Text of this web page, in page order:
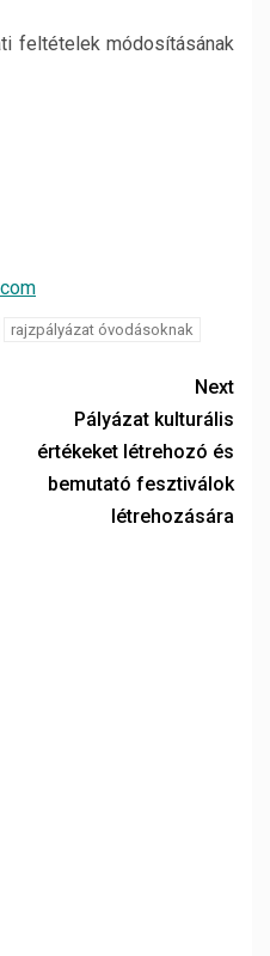
feltételek módosításának
rajzpályázat óvodásoknak
Next
Pályázat kulturális
értékeket létrehozó és
bemutató fesztiválok
létrehozására